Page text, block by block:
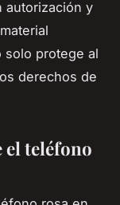
autorización y
solo protege al
derechos de
el teléfono